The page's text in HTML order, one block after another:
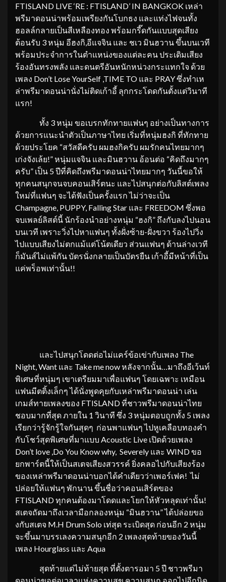
FTISLAND LIVE ‘RE : FTISLAND’ IN BANGKOK เหล่า
พรีมาดอนน่าพร้อมเพรียงกันโบกธง และแท่งไฟจนทั้ง
ฮอลล์กลายเป็นสีเหลืองทอง พร้อมกรี๊ดกันแบบสุดเสียง
ต้อนรับ 3 หนุ่ม อีฮงกิ,อีแจจิน และ ชเว มินฮวาน ขึ้นบนเวที
พร้อมประจำการในตำแหน่งของแต่ละคน ประเดิมเสียง
ร้องอันทรงพลัง และดนตรีอันหนักหน่วงกระแทกใจ ด้วย
เพลง Don’t Lose YourSelf ,TIME TO และ PRAY ซึ่งทำเห
ล่าพรีมาดอนน่านั่งไม่ติดเก้าอี้ ลุกกระโดดกันตั้งแต่วินาที
แรก!
ทั้ง 3 หนุ่ม ขอเบรกทักทายแฟนๆ อย่างเป็นทางการ
ด้วยการแนะนำตัวเป็นภาษาไทย เริ่มที่หนุ่มฮงกิ ที่ทักทาย
ด้วยประโยค “สวัสดีครับ ผมฮงกิครับ ผมรักคนไทยมากๆ
เก่งจังเล้ย!” หนุ่มแจจิน และมินฮวาน อ้อนต่อ “คิดถึงมากๆ
ครับ” เป็น 5 ปีที่คิดถึงพรีมาดอนน่าไทยมากๆ วันนี้ขอให้
ทุกคนสนุกจนจบคอนเสิร์ตนะ และไปสนุกต่อกับลิสต์เพลง
ใหม่ที่แฟนๆ จะได้ฟังเป็นครั้งแรก ไม่ว่าจะเป็น
Champagne, PUPPY, Falling Star และ FREEDOM ซึ่งพอ
จบเพลย์ลิสต์นี้ นักร้องนำอย่างหนุ่ม “ฮงกิ” ถึงกับลงไปนอน
บนเวที เพราะวิ่งไปหาแฟนๆ ทั้งฝั่งซ้าย-ฝั่งขวา ร้องไปวิ่ง
ไปแบบเสียงไม่ตกแม้แต่โน้ตเดียว ส่วนแฟนๆ ด้านล่างเวที
ก็มันส์ไม่แพ้กัน บัตรนั่งกลายเป็นบัตรยืน เก้าอี้มีหน้าที่เป็น
แค่พร็อพเท่านั้น!!
และไปสนุกโดดต่อไม่แคร์ข้อเข่ากับเพลง The
Night, Want และ Take me now หลังจากนั้น…มาถึงอีเว้นท์
พิเศษที่หนุ่มๆ เขาเตรียมมาเพื่อแฟนๆ โดยเฉพาะ เหมือน
แฟนมีตติ้งเล็กๆ ได้นั่งพูดคุยกับเหล่าพรีมาดอนน่า เล่น
เกมส์ทายเพลงของ FTISLAND ที่ชาวพรีมาดอนน่าไทย
ชอบมากที่สุด ภายใน 1 วินาที ซึ่ง 3 หนุ่มตอบถูกทั้ง 5 เพลง
เรียกว่ารู้จักรู้ใจกันสุดๆ ก่อนพาแฟนๆ ไปหูเคลือบทองคำ
กับโชว์สุดพิเศษที่มาแบบ Acoustic Live เปิดด้วยเพลง
Don’t love ,Do You Know why, Severely และ WIND ขอ
ยกพาร์ตนี้ให้เป็นสเตจเสียงสวรรค์ ยิ่งคลอไปกับเสียงร้อง
ของเหล่าพรีมาดอนน่าบอกได้คำเดียวว่าเพอร์เฟค! ไม่
ปล่อยให้แฟนๆ พักนาน ขึ้นชื่อว่าคอนเสิร์ตของ
FTISLAND ทุกคนต้องมาโดดและโยกให้หัวหลุดเท่านั้น!
สเตจถัดมาถึงเวลามือกลองหนุ่ม “มินฮวาน” ได้ปล่อยขอ
งกับสเตจ M.H Drum Solo เท่สุด ระเบิดสุด ก่อนอีก 2 หนุ่ม
จะขึ้นมาบรรเลงความสนุกอีก 2 เพลงสุดท้ายของวันนี้
เพลง Hourglass และ Aqua
สุดท้ายแต่ไม่ท้ายสุด ที่ตั้งตารอมา 5 ปี ชาวพรีมา
ดอนน่าขอต่อเวลาแห่งความสุข ความสนุก ออกไปอีกนิด